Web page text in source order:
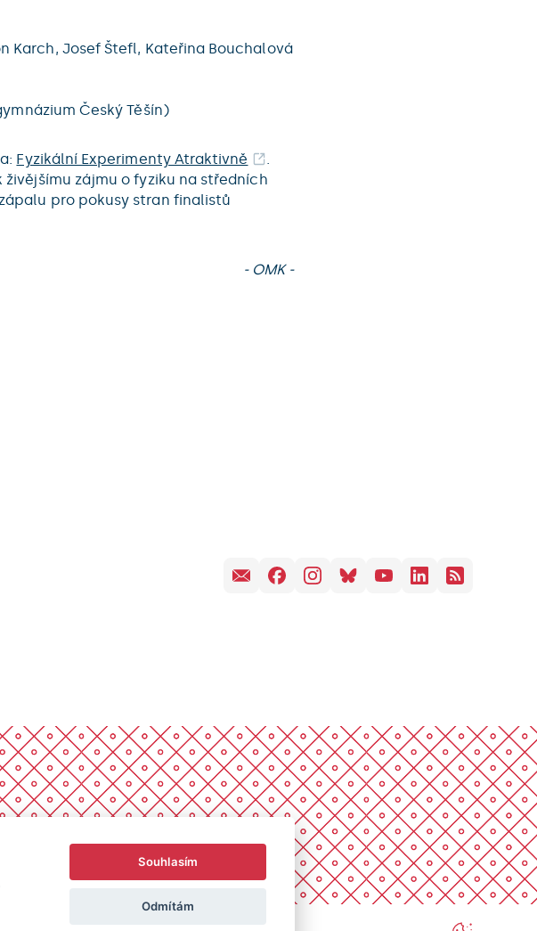
Karch, Josef Štefl, Kateřina Bouchalová
Český Těšín)
Fyzikální Experimenty Atraktivně
zájmu o fyziku na středních
pro pokusy stran finalistů
- OMK -
Souhlasím
Odmítám